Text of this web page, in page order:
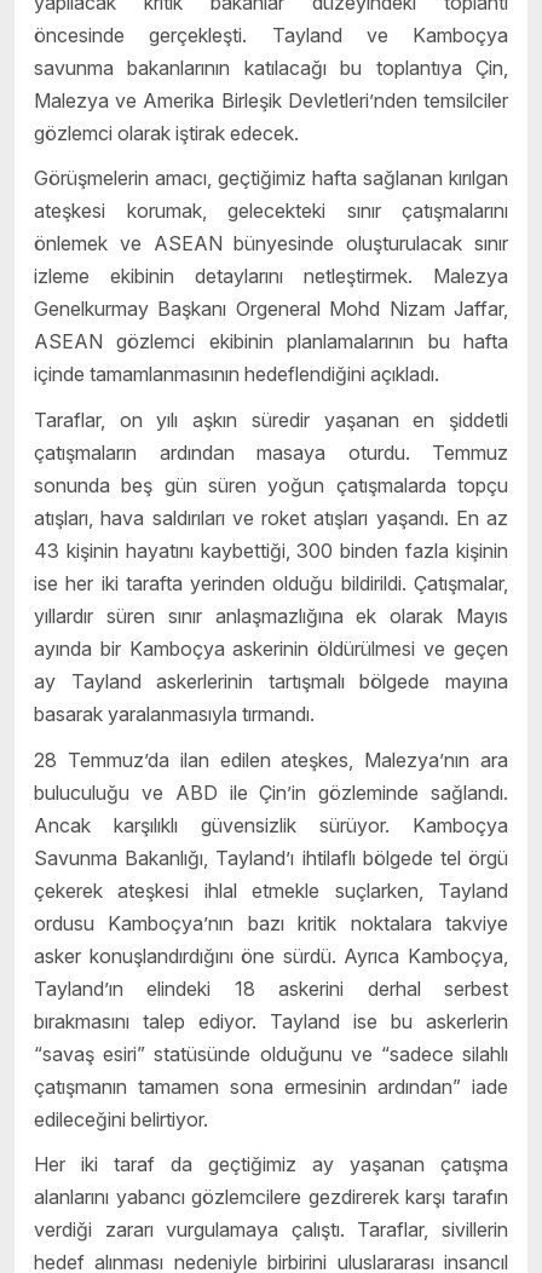
öncesinde gerçekleşti. Tayland ve Kamboçya
savunma bakanlarının katılacağı bu toplantıya Çin,
Malezya ve Amerika Birleşik Devletleri’nden temsilciler
gözlemci olarak iştirak edecek.
Görüşmelerin amacı, geçtiğimiz hafta sağlanan kırılgan
ateşkesi korumak, gelecekteki sınır çatışmalarını
önlemek ve ASEAN bünyesinde oluşturulacak sınır
izleme ekibinin detaylarını netleştirmek. Malezya
Genelkurmay Başkanı Orgeneral Mohd Nizam Jaffar,
ASEAN gözlemci ekibinin planlamalarının bu hafta
içinde tamamlanmasının hedeflendiğini açıkladı.
Taraflar, on yılı aşkın süredir yaşanan en şiddetli
çatışmaların ardından masaya oturdu. Temmuz
sonunda beş gün süren yoğun çatışmalarda topçu
atışları, hava saldırıları ve roket atışları yaşandı. En az
43 kişinin hayatını kaybettiği, 300 binden fazla kişinin
ise her iki tarafta yerinden olduğu bildirildi. Çatışmalar,
yıllardır süren sınır anlaşmazlığına ek olarak Mayıs
ayında bir Kamboçya askerinin öldürülmesi ve geçen
ay Tayland askerlerinin tartışmalı bölgede mayına
basarak yaralanmasıyla tırmandı.
28 Temmuz’da ilan edilen ateşkes, Malezya’nın ara
buluculuğu ve ABD ile Çin’in gözleminde sağlandı.
Ancak karşılıklı güvensizlik sürüyor. Kamboçya
Savunma Bakanlığı, Tayland’ı ihtilaflı bölgede tel örgü
çekerek ateşkesi ihlal etmekle suçlarken, Tayland
ordusu Kamboçya’nın bazı kritik noktalara takviye
asker konuşlandırdığını öne sürdü. Ayrıca Kamboçya,
Tayland’ın elindeki 18 askerini derhal serbest
bırakmasını talep ediyor. Tayland ise bu askerlerin
“savaş esiri” statüsünde olduğunu ve “sadece silahlı
çatışmanın tamamen sona ermesinin ardından” iade
edileceğini belirtiyor.
Her iki taraf da geçtiğimiz ay yaşanan çatışma
alanlarını yabancı gözlemcilere gezdirerek karşı tarafın
verdiği zararı vurgulamaya çalıştı. Taraflar, sivillerin
hedef alınması nedeniyle birbirini uluslararası insancıl